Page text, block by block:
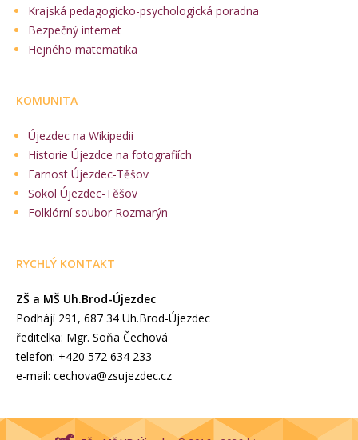
Krajská pedagogicko-psychologická poradna
Bezpečný internet
Hejného matematika
KOMUNITA
Újezdec na Wikipedii
Historie Újezdce na fotografiích
Farnost Újezdec-Těšov
Sokol Újezdec-Těšov
Folklórní soubor Rozmarýn
RYCHLÝ KONTAKT
ZŠ a MŠ Uh.Brod-Újezdec
Podhájí 291, 687 34 Uh.Brod-Újezdec
ředitelka: Mgr. Soňa Čechová
telefon: +420 572 634 233
e-mail: cechova@zsujezdec.cz